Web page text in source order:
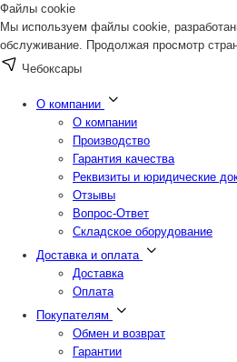
Файлы cookie
Мы используем файлы cookie,
обслуживание. Продолжая просмотр
Чебоксары
О компании
О компании
Производство
Гарантия качества
Реквизиты и юридические
Отзывы
Вопрос-Ответ
Складское оборудование
Доставка и оплата
Доставка
Оплата
Покупателям
Обмен и возврат
Гарантии